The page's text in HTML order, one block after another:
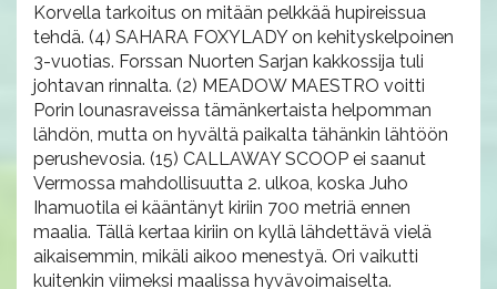
Korvella tarkoitus on mitään pelkkää hupireissua
tehdä. (4) SAHARA FOXYLADY on kehityskelpoinen
3-vuotias. Forssan Nuorten Sarjan kakkossija tuli
johtavan rinnalta. (2) MEADOW MAESTRO voitti
Porin lounasraveissa tämänkertaista helpomman
lähdön, mutta on hyvältä paikalta tähänkin lähtöön
perushevosia. (15) CALLAWAY SCOOP ei saanut
Vermossa mahdollisuutta 2. ulkoa, koska Juho
Ihamuotila ei kääntänyt kiriin 700 metriä ennen
maalia. Tällä kertaa kiriin on kyllä lähdettävä vielä
aikaisemmin, mikäli aikoo menestyä. Ori vaikutti
kuitenkin viimeksi maalissa hyvävoimaiselta.